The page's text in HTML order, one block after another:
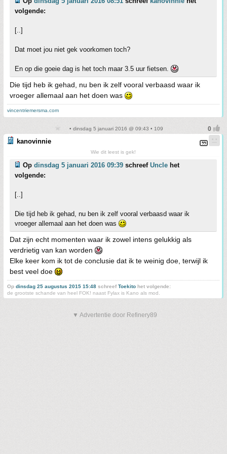
volgende:
[..]
Dat moet jou niet gek voorkomen toch?
En op die goeie dag is het toch maar 3.5 uur fietsen.
Die tijd heb ik gehad, nu ben ik zelf vooral verbaasd waar ik
vroeger allemaal aan het doen was
vincentriemersma.com
• dinsdag 5 januari 2016 @ 09:43 • 109
kanovinnie
Wie dit leest is gek!
Op dinsdag 5 januari 2016 09:39 schreef Uncle het
volgende:
[..]
Die tijd heb ik gehad, nu ben ik zelf vooral verbaasd waar ik
vroeger allemaal aan het doen was
Dat zijn echt momenten waar ik zowel intens gelukkig als
verdrietig van kan worden
Elke keer kom ik tot de conclusie dat ik te weinig doe, terwijl ik
best veel doe
Op dinsdag 25 augustus 2015 15:48 schreefToekito het volgende:
de grootste schande van heel FOK! naast Fylax is Kano als mod.
▼ Advertentie door Refinery89